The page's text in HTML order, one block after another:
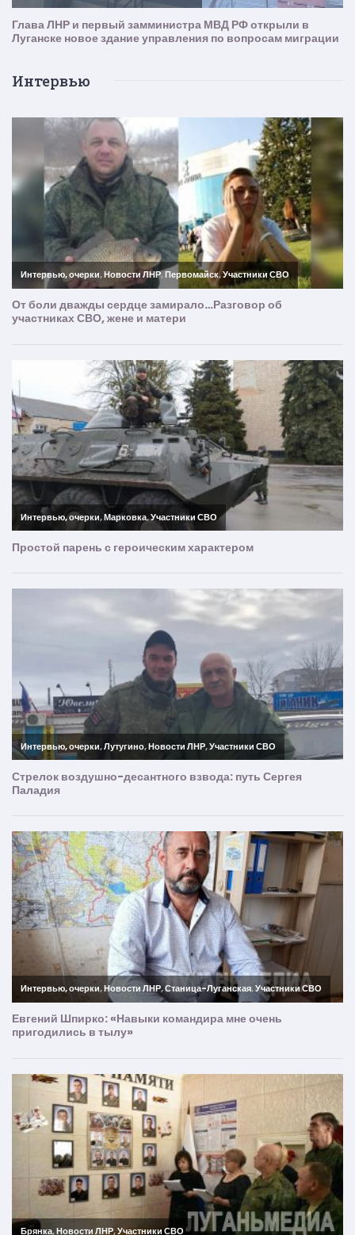
Интервью